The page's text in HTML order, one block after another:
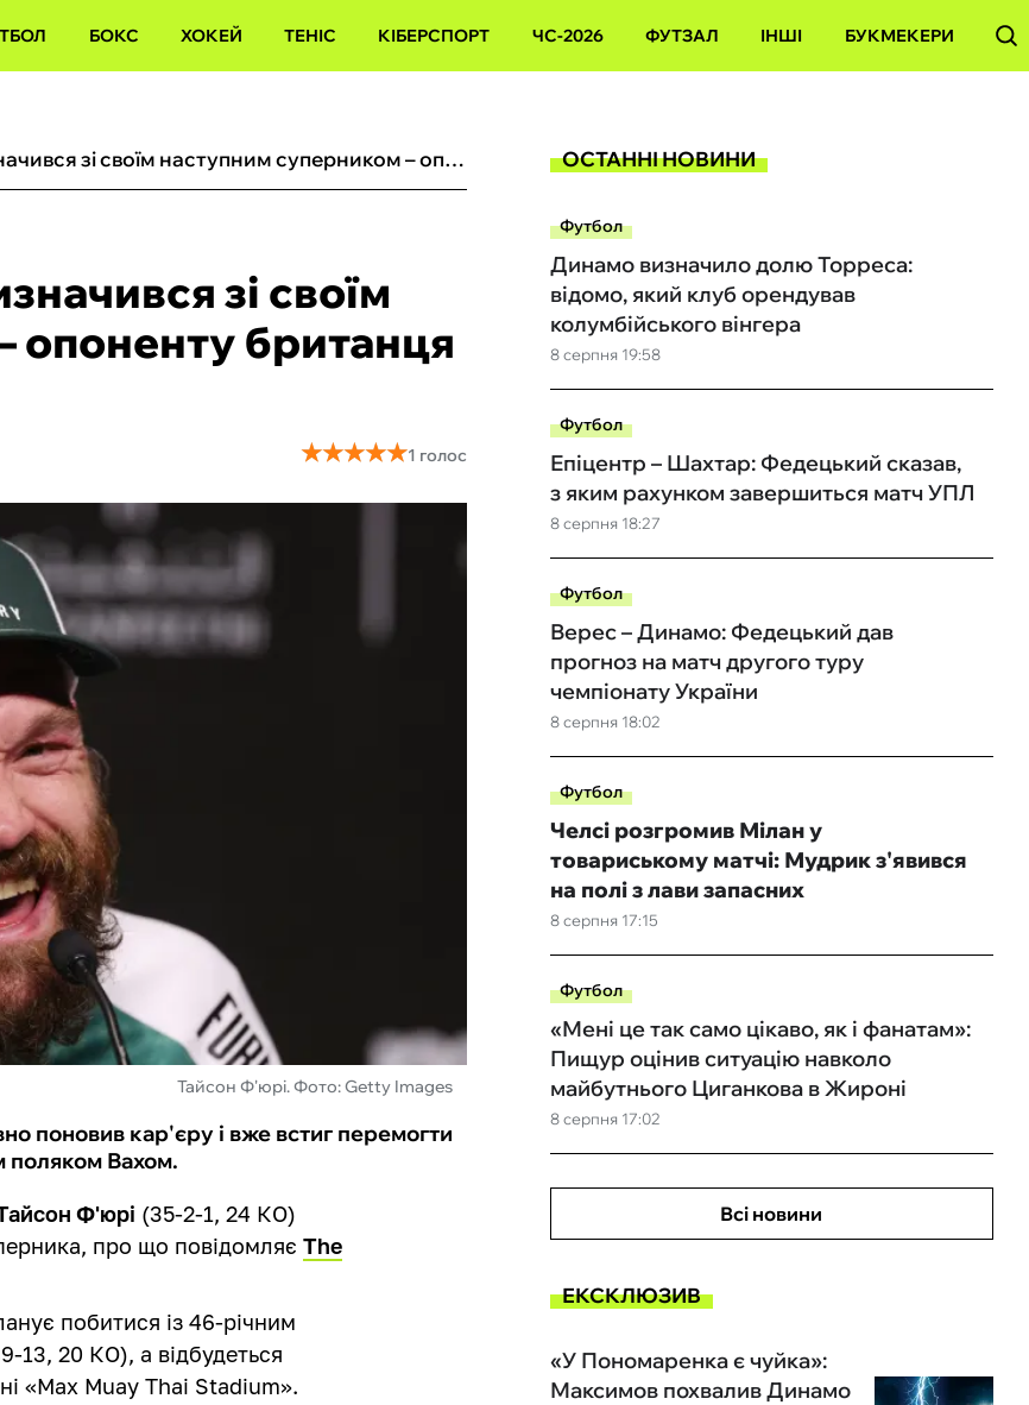
БОКС ХОКЕЙ ТЕНІС КІБЕРСПОРТ ЧС-2026 ФУТЗАЛ ІНШІ БУКМЕКЕРИ
Не Усик: Тайсон Ф'юрі визначився зі своїм наступним суперником – опоненту британця 46 років
зі своїм
опоненту британця
★★★★★
★★★★★1 голос
Тайсон Ф'юрі. Фото: Getty Images
поновив кар'єру і вже встиг перемогти
поляком Вахом.
Ф'юрі (35-2-1, 24 КО)
про що повідомляєThe
побитися із 46-річним
13, 20 КО), а відбудеться
«Max Muay Thai Stadium».
ОСТАННІ НОВИНИ
Футбол
8 серпня 19:58
Динамо визначило долю Торреса:
відомо, який клуб орендував
колумбійського вінгера
Футбол
8 серпня 18:27
Епіцентр – Шахтар: Федецький сказав,
з яким рахунком завершиться матч УПЛ
Футбол
8 серпня 18:02
Верес – Динамо: Федецький дав
прогноз на матч другого туру
чемпіонату України
Футбол
8 серпня 17:15
Челсі розгромив Мілан у
товариському матчі: Мудрик з'явився
на полі з лави запасних
Футбол
8 серпня 17:02
«Мені це так само цікаво, як і фанатам»:
Пищур оцінив ситуацію навколо
майбутнього Циганкова в Жироні
Всі новини
ЕКСКЛЮЗИВ
«У Пономаренка є чуйка»:
Максимов похвалив Динамо